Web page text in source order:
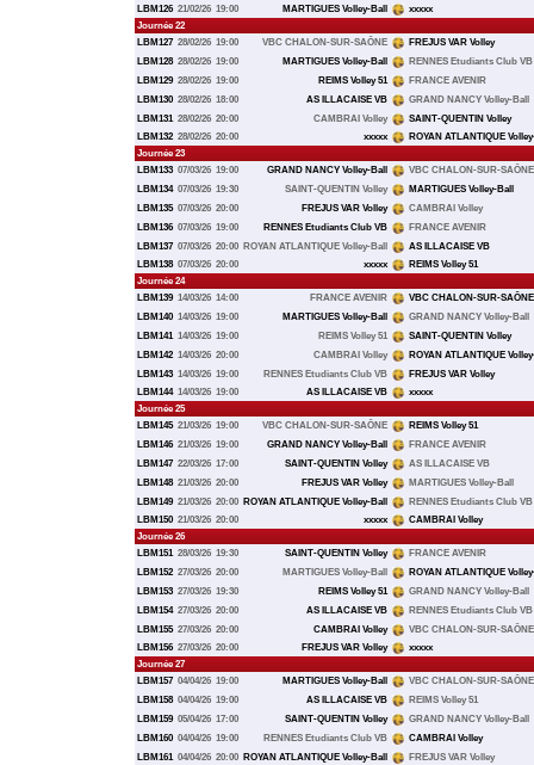
LBM126 21/02/26 19:00 MARTIGUES Volley-Ball
xxxxx
Journée 22
LBM127 28/02/26 19:00 VBC CHALON-SUR-SAÔNE
FREJUS VAR Volley
LBM128 28/02/26 19:00 MARTIGUES Volley-Ball
RENNES Etudiants Club VB
LBM129 28/02/26 19:00 REIMS Volley 51
FRANCE AVENIR
LBM130 28/02/26 18:00 AS ILLACAISE VB
GRAND NANCY Volley-Ball
LBM131 28/02/26 20:00 CAMBRAI Volley
SAINT-QUENTIN Volley
LBM132 28/02/26 20:00 xxxxx
ROYAN ATLANTIQUE
Journée 23
LBM133 07/03/26 19:00 GRAND NANCY Volley-Ball
VBC CHALON-SUR-SAÔNE
LBM134 07/03/26 19:30 SAINT-QUENTIN Volley
MARTIGUES Volley-Ball
LBM135 07/03/26 20:00 FREJUS VAR Volley
CAMBRAI Volley
LBM136 07/03/26 19:00 RENNES Etudiants Club VB
FRANCE AVENIR
LBM137 07/03/26 20:00 ROYAN ATLANTIQUE Volley-Ball
AS ILLACAISE VB
LBM138 07/03/26 20:00 xxxxx
REIMS Volley 51
Journée 24
LBM139 14/03/26 14:00 FRANCE AVENIR
VBC CHALON-SUR-SAÔNE
LBM140 14/03/26 19:00 MARTIGUES Volley-Ball
GRAND NANCY Volley-Ball
LBM141 14/03/26 19:00 REIMS Volley 51
SAINT-QUENTIN Volley
LBM142 14/03/26 20:00 CAMBRAI Volley
ROYAN ATLANTIQUE
LBM143 14/03/26 19:00 RENNES Etudiants Club VB
FREJUS VAR Volley
LBM144 14/03/26 19:00 AS ILLACAISE VB
xxxxx
Journée 25
LBM145 21/03/26 19:00 VBC CHALON-SUR-SAÔNE
REIMS Volley 51
LBM146 21/03/26 19:00 GRAND NANCY Volley-Ball
FRANCE AVENIR
LBM147 22/03/26 17:00 SAINT-QUENTIN Volley
AS ILLACAISE VB
LBM148 21/03/26 20:00 FREJUS VAR Volley
MARTIGUES Volley-Ball
LBM149 21/03/26 20:00 ROYAN ATLANTIQUE Volley-Ball
RENNES Etudiants Club VB
LBM150 21/03/26 20:00 xxxxx
CAMBRAI Volley
Journée 26
LBM151 28/03/26 19:30 SAINT-QUENTIN Volley
FRANCE AVENIR
LBM152 27/03/26 20:00 MARTIGUES Volley-Ball
ROYAN ATLANTIQUE
LBM153 27/03/26 19:30 REIMS Volley 51
GRAND NANCY Volley-Ball
LBM154 27/03/26 20:00 AS ILLACAISE VB
RENNES Etudiants Club VB
LBM155 27/03/26 20:00 CAMBRAI Volley
VBC CHALON-SUR-SAÔNE
LBM156 27/03/26 20:00 FREJUS VAR Volley
xxxxx
Journée 27
LBM157 04/04/26 19:00 MARTIGUES Volley-Ball
VBC CHALON-SUR-SAÔNE
LBM158 04/04/26 19:00 AS ILLACAISE VB
REIMS Volley 51
LBM159 05/04/26 17:00 SAINT-QUENTIN Volley
GRAND NANCY Volley-Ball
LBM160 04/04/26 19:00 RENNES Etudiants Club VB
CAMBRAI Volley
LBM161 04/04/26 20:00 ROYAN ATLANTIQUE Volley-Ball
FREJUS VAR Volley